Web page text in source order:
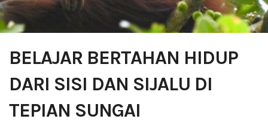
BELAJAR BERTAHAN HIDUP
DARI SISI DAN SIJALU DI
TEPIAN SUNGAI